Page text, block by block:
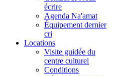
écrire
Agenda Na'amat
Équipement dernier
cri
Locations
Visite guidée du
centre culturel
Conditions